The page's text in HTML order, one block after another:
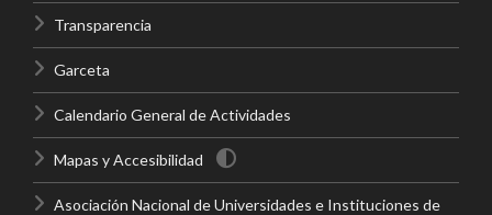
Transparencia
Garceta
Calendario General de Actividades
Mapas y Accesibilidad
Asociación Nacional de Universidades e Instituciones de